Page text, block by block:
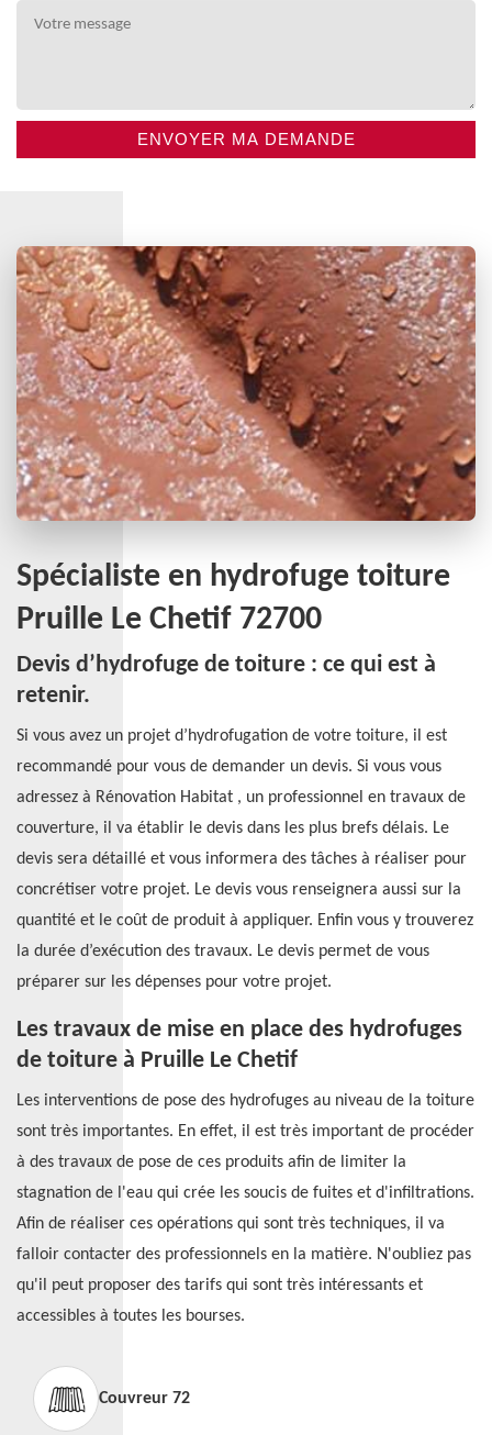
Spécialiste en hydrofuge toiture
Pruille Le Chetif 72700
Devis d’hydrofuge de toiture : ce qui est à
retenir.
Si vous avez un projet d’hydrofugation de votre toiture, il est
recommandé pour vous de demander un devis. Si vous vous
adressez à Rénovation Habitat , un professionnel en travaux de
couverture, il va établir le devis dans les plus brefs délais. Le
devis sera détaillé et vous informera des tâches à réaliser pour
concrétiser votre projet. Le devis vous renseignera aussi sur la
quantité et le coût de produit à appliquer. Enfin vous y trouverez
la durée d’exécution des travaux. Le devis permet de vous
préparer sur les dépenses pour votre projet.
Les travaux de mise en place des hydrofuges
de toiture à Pruille Le Chetif
Les interventions de pose des hydrofuges au niveau de la toiture
sont très importantes. En effet, il est très important de procéder
à des travaux de pose de ces produits afin de limiter la
stagnation de l'eau qui crée les soucis de fuites et d'infiltrations.
Afin de réaliser ces opérations qui sont très techniques, il va
falloir contacter des professionnels en la matière. N'oubliez pas
qu'il peut proposer des tarifs qui sont très intéressants et
accessibles à toutes les bourses.
Couvreur 72